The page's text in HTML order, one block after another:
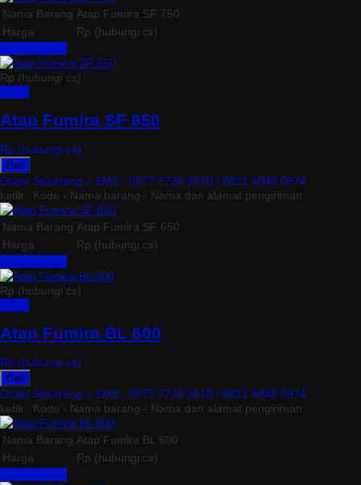
Nama Barang Atap Fumira SF 750
Harga
Rp (hubungi cs)
Rp (hubungi cs)
Atap Fumira SF 650
Rp (hubungi cs)
Beli
Order Sekarang » SMS : 0877 7736 3510 / 0821 4048 0974
ketik : Kode - Nama barang - Nama dan alamat pengiriman
Nama Barang Atap Fumira SF 650
Harga
Rp (hubungi cs)
Rp (hubungi cs)
Atap Fumira BL 600
Rp (hubungi cs)
Beli
Order Sekarang » SMS : 0877 7736 3510 / 0821 4048 0974
ketik : Kode - Nama barang - Nama dan alamat pengiriman
Nama Barang Atap Fumira BL 600
Harga
Rp (hubungi cs)